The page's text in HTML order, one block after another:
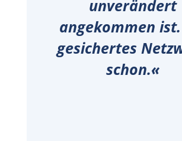
unverändert
angekommen
gesichertes
schon.«